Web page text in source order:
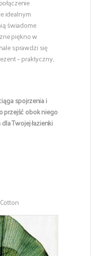
idealnym
świadome
piękno w
sprawdzi się
– praktyczny,
spojrzenia i
przejść obok niego
Twojej łazienki